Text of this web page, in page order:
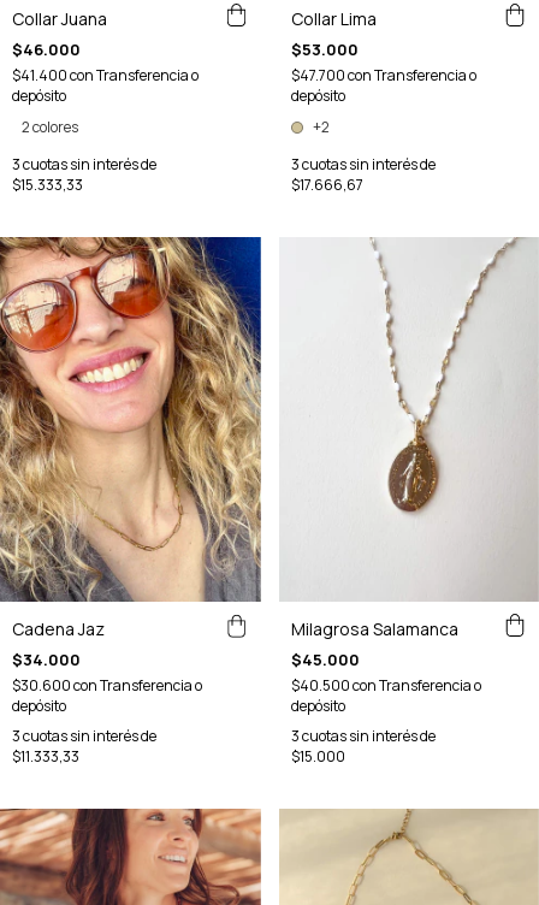
Collar Juana
$46.000
$41.400conTransferencia o
depósito
2 colores
3cuotas sin interés de
$15.333,33
Collar Lima
$53.000
$47.700conTransferencia o
depósito
+2
3cuotas sin interés de
$17.666,67
Cadena Jaz
$34.000
$30.600conTransferencia o
depósito
3cuotas sin interés de
$11.333,33
Milagrosa Salamanca
$45.000
$40.500conTransferencia o
depósito
3cuotas sin interés de
$15.000